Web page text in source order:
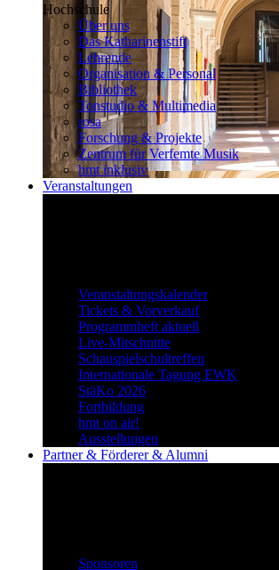
Hochschule
Über uns
Das Katharinenstift
Lehrende
Organisation & Personal
Bibliothek
Tonstudio & Multimedia
rosa
Forschung & Projekte
Zentrum für Verfemte Musik
hmt inklusiv
Veranstaltungen
Veranstaltungskalender
Tickets & Vorverkauf
Programmheft aktuell
Live-Mitschnitte
Schauspielschultreffen
Internationale Tagung EWK
StäKo 2026
Fortbildung
hmt on air!
Ausstellungen
Partner & Förderer & Alumni
Sponsoren